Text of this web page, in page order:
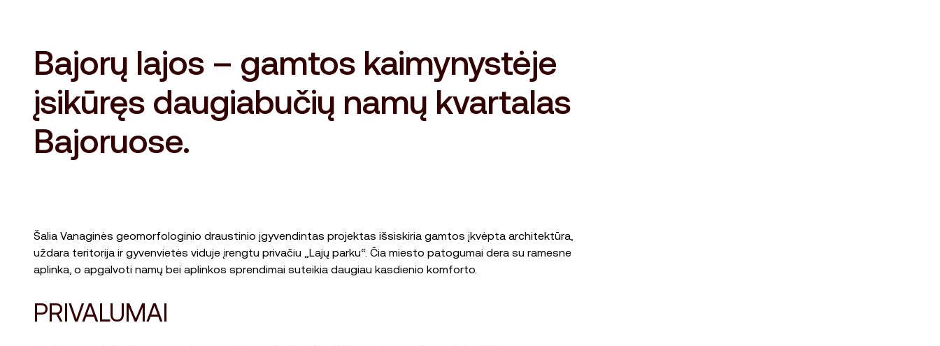
Bajorų lajos – gamtos kaimynystėje
įsikūręs daugiabučių namų kvartalas
Bajoruose.
Šalia Vanaginės geomorfologinio draustinio įgyvendintas projektas išsiskiria gamtos įkvėpta architektūra,
uždara teritorija ir gyvenvietės viduje įrengtu privačiu „Lajų parku“. Čia miesto patogumai dera su ramesne
aplinka, o apgalvoti namų bei aplinkos sprendimai suteikia daugiau kasdienio komforto.
PRIVALUMAI